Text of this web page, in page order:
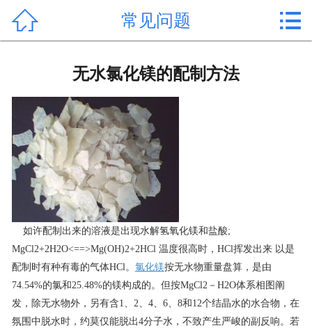
作用用途
行业动态
常见问题
 常见问题 
无水氯化镁的配制方法
如许配制出来的溶液是出现水解氢氧化镁和盐酸;
MgCl2+2H2O<==>Mg(OH)2+2HCl 温度很高时，HCl挥发出来 以是
配制时有种有毒的气体HCl。 氯化镁按无水物重量盘算，是由
74.54%的氯和25.48%的镁构成的。但按MgCl2－H2O体系相图阐
发，除无水物外，另有含1、2、4、6、8和12个结晶水的水合物，在
氛围中脱水时，约莫仅能脱出4分子水，不致产生严峻的副反响。若